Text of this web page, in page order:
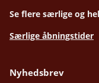
Se flere særlige og
Særlige åbningstider
Nyhedsbrev